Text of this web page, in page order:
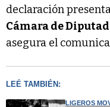
declaración
Cámara de
asegura el
LEÉ TAMBIÉN:
LIGEROS